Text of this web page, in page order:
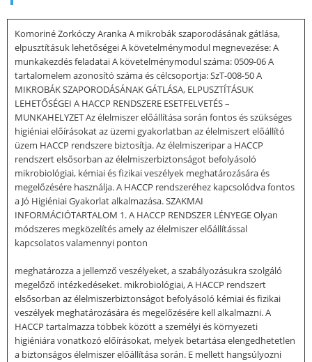
Komoriné Zorkóczy Aranka A mikrobák szaporodásának gátlása,
elpusztításuk lehetőségei A követelménymodul megnevezése: A
munkakezdés feladatai A követelménymodul száma: 0509-06 A
tartalomelem azonosító száma és célcsoportja: SzT-008-50 A
MIKROBÁK SZAPORODÁSÁNAK GÁTLÁSA, ELPUSZTÍTÁSUK
LEHETŐSÉGEI A HACCP RENDSZERE ESETFELVETÉS –
MUNKAHELYZET Az élelmiszer előállítása során fontos és szükséges
higiéniai előírásokat az üzemi gyakorlatban az élelmiszert előállító
üzem HACCP rendszere biztosítja. Az élelmiszeripar a HACCP
rendszert elsősorban az élelmiszerbiztonságot befolyásoló
mikrobiológiai, kémiai és fizikai veszélyek meghatározására és
megelőzésére használja. A HACCP rendszeréhez kapcsolódva fontos
a Jó Higiéniai Gyakorlat alkalmazása. SZAKMAI
INFORMÁCIÓTARTALOM 1. A HACCP RENDSZER LÉNYEGE Olyan
módszeres megközelítés amely az élelmiszer előállítással
kapcsolatos valamennyi ponton
meghatározza a jellemző veszélyeket, a szabályozásukra szolgáló
megelőző intézkedéseket. mikrobiológiai, A HACCP rendszert
elsősorban az élelmiszerbiztonságot befolyásoló kémiai és fizikai
veszélyek meghatározására és megelőzésére kell alkalmazni. A
HACCP tartalmazza többek között a személyi és környezeti
higiéniára vonatkozó előírásokat, melyek betartása elengedhetetlen
a biztonságos élelmiszer előállítása során. E mellett hangsúlyozni